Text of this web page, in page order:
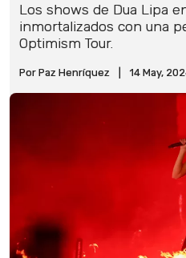
Los shows de Dua Lipa
inmortalizados con una
Optimism Tour.
Por Paz Henríquez 14 May,